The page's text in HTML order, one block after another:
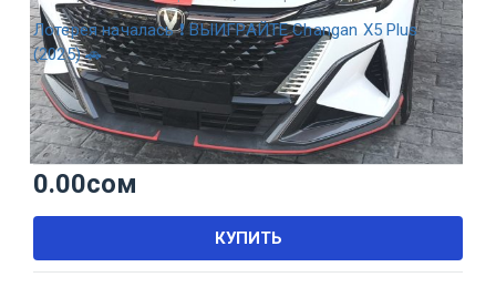
Лотерея началась ❗ ВЫИГРАЙТЕ Changan X5 Plus
(2025) 🚗
0.00сом
КУПИТЬ